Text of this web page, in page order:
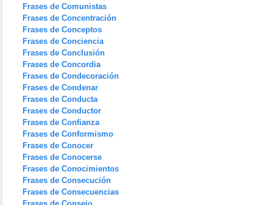
Frases de Comunistas
Frases de Concentración
Frases de Conceptos
Frases de Conciencia
Frases de Conclusión
Frases de Concordia
Frases de Condecoración
Frases de Condenar
Frases de Conducta
Frases de Conductor
Frases de Confianza
Frases de Conformismo
Frases de Conocer
Frases de Conocerse
Frases de Conocimientos
Frases de Consecución
Frases de Consecuencias